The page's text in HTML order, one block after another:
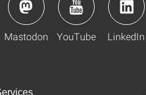
Mastodon YouTube LinkedIn